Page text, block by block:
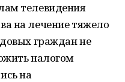
телевидения
на лечение тяжело
граждан не
налогом
на